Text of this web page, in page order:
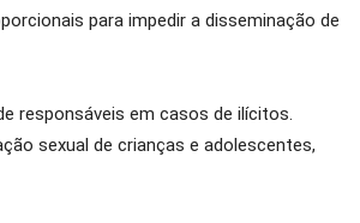
para impedir a disseminação de
responsáveis em casos de ilícitos.
sexual de crianças e adolescentes,